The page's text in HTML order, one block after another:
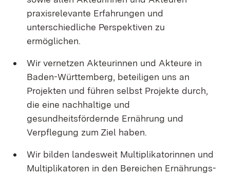
praxisrelevante Erfahrungen und
unterschiedliche Perspektiven zu
ermöglichen.
Wir vernetzen Akteurinnen und Akteure in
Baden-Württemberg, beteiligen uns an
Projekten und führen selbst Projekte durch,
die eine nachhaltige und
gesundheitsfördernde Ernährung und
Verpflegung zum Ziel haben.
Wir bilden landesweit Multiplikatorinnen und
Multiplikatoren in den Bereichen Ernähr­ungs­